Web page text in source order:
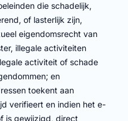
die schadelijk,
of lasterlijk zijn,
eigendomsrecht van
illegale activiteiten
activiteit of schade
en
toekent aan
verifieert en indien het e-
is gewijzigd, direct